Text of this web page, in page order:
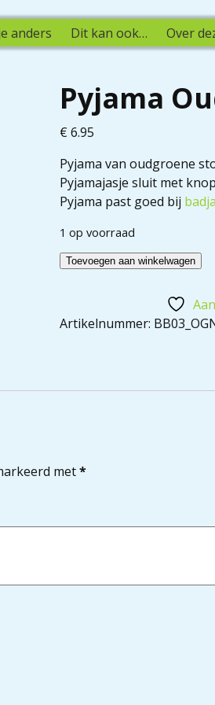
anders Dit kan ook… Over
Pyjama
€ 6.95
Pyjama van oudgroene
Pyjamajasje sluit met
Pyjama past goed bij
1 op voorraad
Toevoegen aan winkelwagen
Artikelnummer:
met*